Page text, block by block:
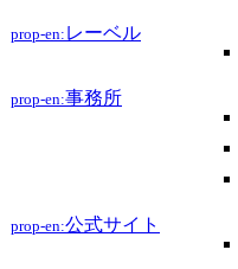
prop-en: レーベル
prop-en:事務所
prop-en:公式サイト